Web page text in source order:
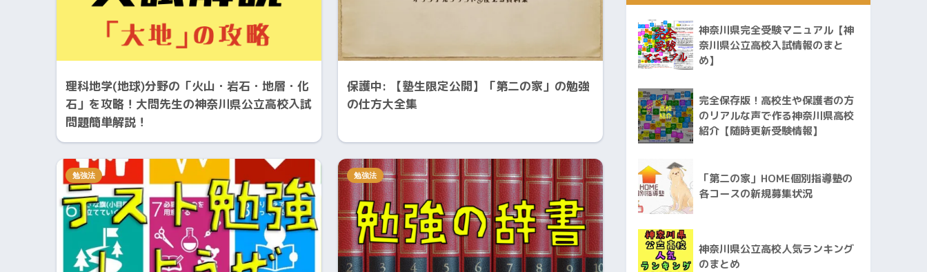
理科地学(地球)分野の「火山・岩石・地層・化
石」を攻略！大問先生の神奈川県公立高校入試
問題簡単解説！
保護中: 【塾生限定公開】「第二の家」の勉強
の仕方大全集
勉強法 勉強法
神奈川県完全受験マニュアル【神
奈川県公立高校入試情報のまと
め】
完全保存版！高校生や保護者の方
のリアルな声で作る神奈川県高校
紹介【随時更新受験情報】
「第二の家」HOME個別指導塾の
各コースの新規募集状況
神奈川県公立高校人気ランキング
のまとめ